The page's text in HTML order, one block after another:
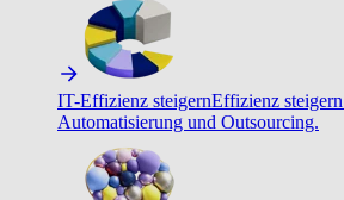
IT-Effizienz steigernEffizienz
Automatisierung und Outsourcing.